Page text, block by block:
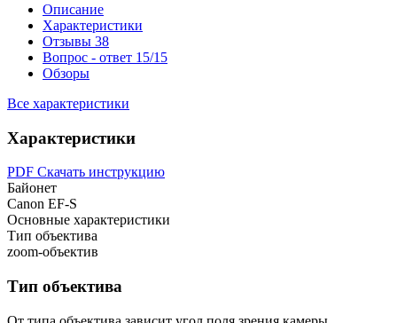
Описание
Характеристики
Отзывы 38
Вопрос - ответ 15/15
Обзоры
Все характеристики
Характеристики
PDF Скачать инструкцию
Байонет
Canon EF-S
Основные характеристики
Тип объектива
zoom-объектив
Тип объектива